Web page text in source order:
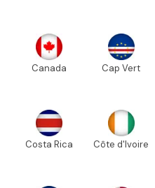
Canada Cap Vert
Costa Rica Côte d'Ivoire